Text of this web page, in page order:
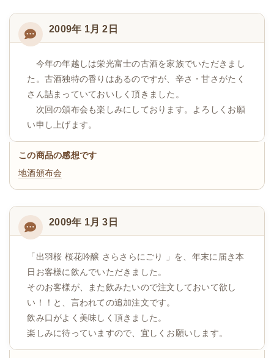
2009年 1月 2日
今年の年越しは栄光富士の古酒を家族でいただきまし
た。古酒独特の香りはあるのですが、辛さ・甘さがたく
さん詰まっていておいしく頂きました。
次回の頒布会も楽しみにしております。よろしくお願
い申し上げます。
この商品の感想です
地酒頒布会
2009年 1月 3日
「出羽桜 桜花吟醸 さらさらにごり 」を、年末に届き本
日お客様に飲んでいただきました。
そのお客様が、また飲みたいので注文しておいて欲し
い！！と、言われての追加注文です。
飲み口がよく美味しく頂きました。
楽しみに待っていますので、宜しくお願いします。